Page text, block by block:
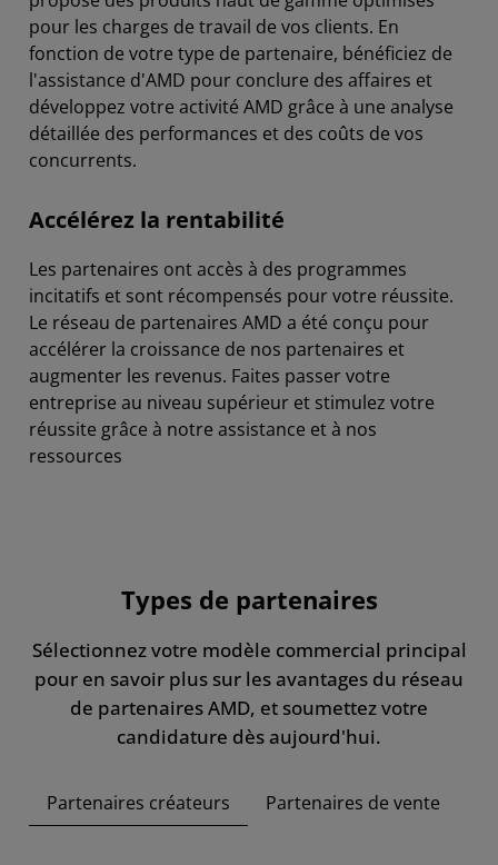
pour les charges de travail de vos clients. En
fonction de votre type de partenaire, bénéficiez de
l'assistance d'AMD pour conclure des affaires et
développez votre activité AMD grâce à une analyse
détaillée des performances et des coûts de vos
concurrents.
Accélérez la rentabilité
Les partenaires ont accès à des programmes
incitatifs et sont récompensés pour votre réussite.
Le réseau de partenaires AMD a été conçu pour
accélérer la croissance de nos partenaires et
augmenter les revenus. Faites passer votre
entreprise au niveau supérieur et stimulez votre
réussite grâce à notre assistance et à nos
ressources
Types de partenaires
Sélectionnez votre modèle commercial principal
pour en savoir plus sur les avantages du réseau
de partenaires AMD, et soumettez votre
candidature dès aujourd'hui.
Partenaires créateurs Partenaires de vente